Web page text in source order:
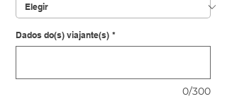
Dados do(s) viajante(s) *
0/300